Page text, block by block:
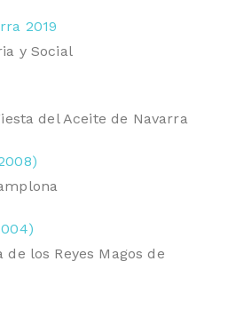
2019
y Social
del Aceite de Navarra
los Reyes Magos de